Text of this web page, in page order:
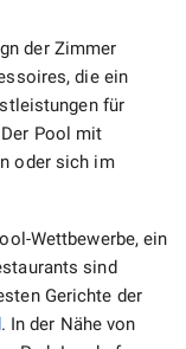
der Zimmer
die ein
für
Pool mit
oder sich im
Wettbewerbe, ein
sind
Gerichte der
. In der Nähe von